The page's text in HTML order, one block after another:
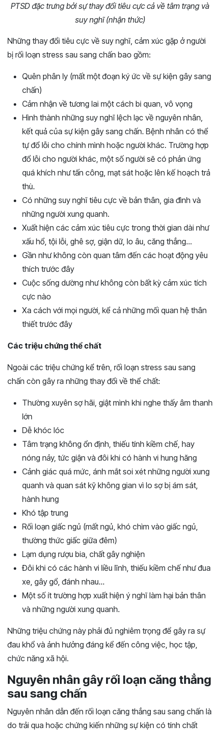
PTSD đặc trưng bởi sự thay đổi tiêu cực cả về tâm trạng và
suy nghĩ (nhận thức)
Những thay đổi tiêu cực về suy nghĩ, cảm xúc gặp ở người
bị rối loạn stress sau sang chấn bao gồm:
Quên phân ly (mất một đoạn ký ức về sự kiện gây sang
chấn)
Cảm nhận về tương lai một cách bi quan, vô vọng
Hình thành những suy nghĩ lệch lạc về nguyên nhân,
kết quả của sự kiện gây sang chấn. Bệnh nhân có thể
tự đổ lỗi cho chính mình hoặc người khác. Trường hợp
đổ lỗi cho người khác, một số người sẽ có phản ứng
quá khích như tấn công, mạt sát hoặc lên kế hoạch trả
thù.
Có những suy nghĩ tiêu cực về bản thân, gia đình và
những người xung quanh.
Xuất hiện các cảm xúc tiêu cực trong thời gian dài như
xấu hổ, tội lỗi, ghê sợ, giận dữ, lo âu, căng thẳng…
Gần như không còn quan tâm đến các hoạt động yêu
thích trước đây
Cuộc sống dường như không còn bất kỳ cảm xúc tích
cực nào
Xa cách với mọi người, kể cả những mối quan hệ thân
thiết trước đây
Các triệu chứng thể chất
Ngoài các triệu chứng kể trên, rối loạn stress sau sang
chấn còn gây ra những thay đổi về thể chất:
Thường xuyên sợ hãi, giật mình khi nghe thấy âm thanh
lớn
Dễ khóc lóc
Tâm trạng không ổn định, thiếu tính kiềm chế, hay
nóng nảy, tức giận và đôi khi có hành vi hung hăng
Cảnh giác quá mức, ánh mắt soi xét những người xung
quanh và quan sát kỹ không gian vì lo sợ bị ám sát,
hành hung
Khó tập trung
Rối loạn giấc ngủ (mất ngủ, khó chìm vào giấc ngủ,
thường thức giấc giữa đêm)
Lạm dụng rượu bia, chất gây nghiện
Đôi khi có các hành vi liều lĩnh, thiếu kiềm chế như đua
xe, gây gổ, đánh nhau…
Một số ít trường hợp xuất hiện ý nghĩ làm hại bản thân
và những người xung quanh.
Những triệu chứng này phải đủ nghiêm trọng để gây ra sự
đau khổ và ảnh hưởng đáng kể đến công việc, học tập,
chức năng xã hội.
Nguyên nhân gây rối loạn căng thẳng
sau sang chấn
Nguyên nhân dẫn đến rối loạn căng thẳng sau sang chấn là
do trải qua hoặc chứng kiến những sự kiện có tính chất